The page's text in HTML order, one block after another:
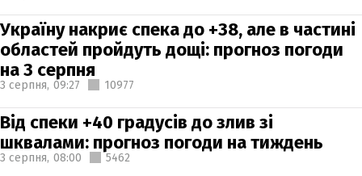
Україну накриє спека до +38, але в частині
областей пройдуть дощі: прогноз погоди
на 3 серпня
3 серпня, 09:27 10977
Від спеки +40 градусів до злив зі
шквалами: прогноз погоди на тиждень
3 серпня, 08:00 5462